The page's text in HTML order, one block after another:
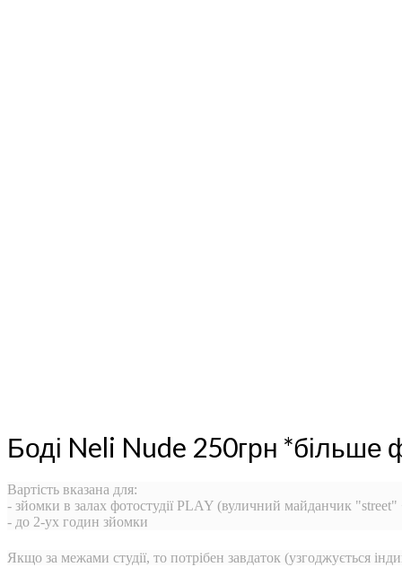
Боді Neli Nude 250грн *більше
Вартість вказана для:
- зйомки в залах фотостудії PLAY (вуличний майданчик "street"
- до 2-ух годин зйомки
Якщо за межами студії, то потрібен завдаток (узгоджується